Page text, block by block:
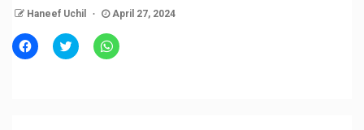
Haneef Uchil April 27, 2024
Click
to
Click
to
Click
to